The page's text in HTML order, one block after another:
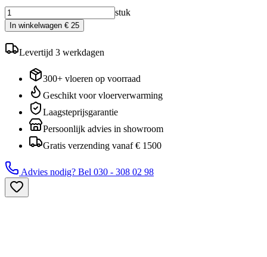
stuk
In winkelwagen € 25
Levertijd 3 werkdagen
300+ vloeren op voorraad
Geschikt voor vloerverwarming
Laagsteprijsgarantie
Persoonlijk advies in showroom
Gratis verzending vanaf € 1500
Advies nodig? Bel 030 - 308 02 98